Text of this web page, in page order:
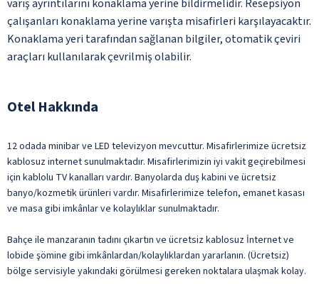
varış ayrıntılarını konaklama yerine bildirmelidir. Resepsiyon
çalışanları konaklama yerine varışta misafirleri karşılayacaktır.
Konaklama yeri tarafından sağlanan bilgiler, otomatik çeviri
araçları kullanılarak çevrilmiş olabilir.
Otel Hakkında
12 odada minibar ve LED televizyon mevcuttur. Misafirlerimize ücretsiz
kablosuz internet sunulmaktadır. Misafirlerimizin iyi vakit geçirebilmesi
için kablolu TV kanalları vardır. Banyolarda duş kabini ve ücretsiz
banyo/kozmetik ürünleri vardır. Misafirlerimize telefon, emanet kasası
ve masa gibi imkânlar ve kolaylıklar sunulmaktadır.
Bahçe ile manzaranın tadını çıkartın ve ücretsiz kablosuz İnternet ve
lobide şömine gibi imkânlardan/kolaylıklardan yararlanın. (Ücretsiz)
bölge servisiyle yakındaki görülmesi gereken noktalara ulaşmak kolay.